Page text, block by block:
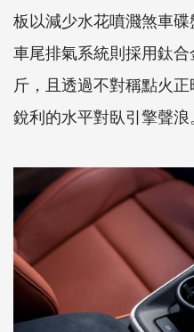
板以減少水花噴濺煞車碟
車尾排氣系統則採用鈦
斤，且透過不對稱點火正
銳利的水平對臥引擎聲浪。